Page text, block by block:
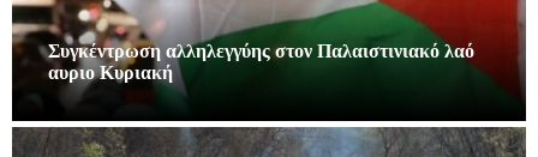
Συγκέντρωση αλληλεγγύης στον Παλαιστινιακό λαό
αυριο Κυριακή